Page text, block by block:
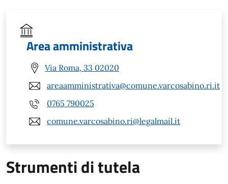
Area amministrativa
Via Roma, 33 02020
areaamministrativa@comune.varcosabino.ri.it
0765 790025
comune.varcosabino.ri@legalmail.it
Strumenti di tutela